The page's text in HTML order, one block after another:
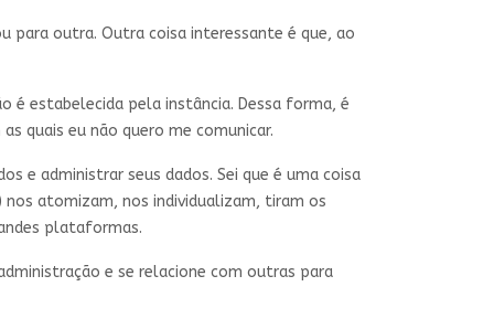
para outra. Outra coisa interessante é que, ao
é estabelecida pela instância. Dessa forma, é
quais eu não quero me comunicar.
e administrar seus dados. Sei que é uma coisa
nos atomizam, nos individualizam, tiram os
plataformas.
e se relacione com outras para